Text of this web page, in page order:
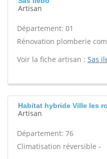
Artisan
Département: 01
Rénovation plomberie
Voir la fiche artisan : Sas
Habitat hybride Ville les
Artisan
Département: 76
Climatisation réversible -